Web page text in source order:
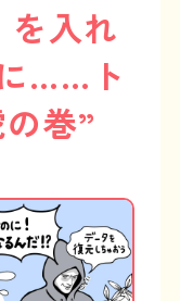
を入れ
……ト
巻”